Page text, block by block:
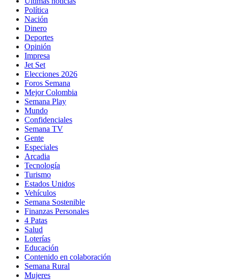
Política
Nación
Dinero
Deportes
Opinión
Impresa
Jet Set
Elecciones 2026
Foros Semana
Mejor Colombia
Semana Play
Mundo
Confidenciales
Semana TV
Gente
Especiales
Arcadia
Tecnología
Turismo
Estados Unidos
Vehículos
Semana Sostenible
Finanzas Personales
4 Patas
Salud
Loterías
Educación
Contenido en colaboración
Semana Rural
Mujeres